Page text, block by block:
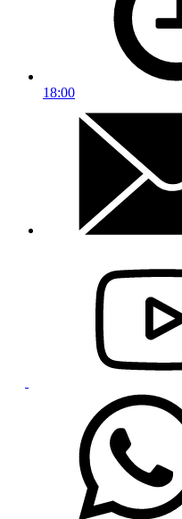
18:00